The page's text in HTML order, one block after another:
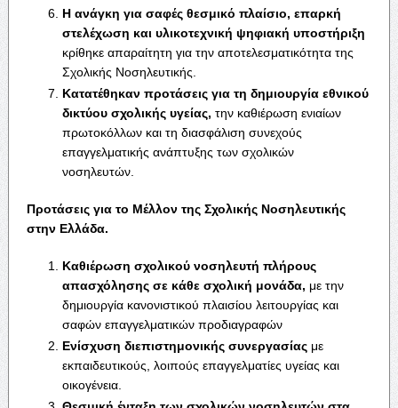
Η ανάγκη για σαφές θεσμικό πλαίσιο, επαρκή
στελέχωση και υλικοτεχνική ψηφιακή υποστήριξη
κρίθηκε απαραίτητη για την αποτελεσματικότητα της
Σχολικής Νοσηλευτικής.
Κατατέθηκαν προτάσεις για τη δημιουργία εθνικού
δικτύου σχολικής υγείας, την καθιέρωση ενιαίων
πρωτοκόλλων και τη διασφάλιση συνεχούς
επαγγελματικής ανάπτυξης των σχολικών
νοσηλευτών.
Προτάσεις για το Μέλλον της Σχολικής Νοσηλευτικής
στην Ελλάδα.
Καθιέρωση σχολικού νοσηλευτή πλήρους
απασχόλησης σε κάθε σχολική μονάδα, με την
δημιουργία κανονιστικού πλαισίου λειτουργίας και
σαφών επαγγελματικών προδιαγραφών
Ενίσχυση διεπιστημονικής συνεργασίαςμε
εκπαιδευτικούς, λοιπούς επαγγελματίες υγείας και
οικογένεια.